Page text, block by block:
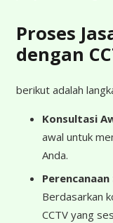
Proses
dengan
berikut adalah
Konsultasi
awal untuk
Anda.
Berdasarkan
CCTV yang